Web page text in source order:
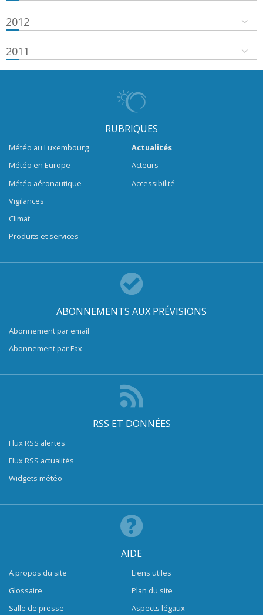
2012
2011
RUBRIQUES
Météo au Luxembourg
Météo en Europe
Météo aéronautique
Vigilances
Climat
Produits et services
Actualités
Acteurs
Accessibilité
ABONNEMENTS AUX PRÉVISIONS
Abonnement par email
Abonnement par Fax
RSS ET DONNÉES
Flux RSS alertes
Flux RSS actualités
Widgets météo
AIDE
A propos du site
Glossaire
Salle de presse
Liens utiles
Plan du site
Aspects légaux